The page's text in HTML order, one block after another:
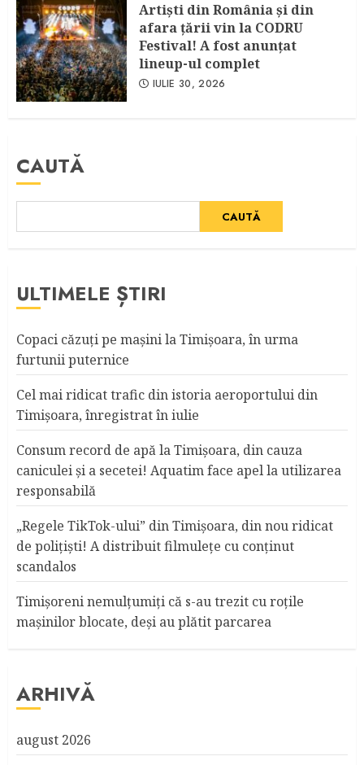
Artişti din România şi din
afara ţării vin la CODRU
Festival! A fost anunţat
lineup-ul complet
IULIE 30, 2026
CAUTĂ
CAUTĂ
ULTIMELE ȘTIRI
Copaci căzuţi pe maşini la Timişoara, în urma
furtunii puternice
Cel mai ridicat trafic din istoria aeroportului din
Timişoara, înregistrat în iulie
Consum record de apă la Timişoara, din cauza
caniculei şi a secetei! Aquatim face apel la utilizarea
responsabilă
„Regele TikTok-ului” din Timişoara, din nou ridicat
de poliţişti! A distribuit filmuleţe cu conţinut
scandalos
Timişoreni nemulţumiţi că s-au trezit cu roţile
maşinilor blocate, deşi au plătit parcarea
ARHIVĂ
august 2026